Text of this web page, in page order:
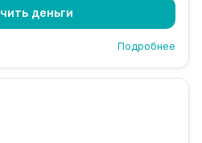
деньги
Подробнее